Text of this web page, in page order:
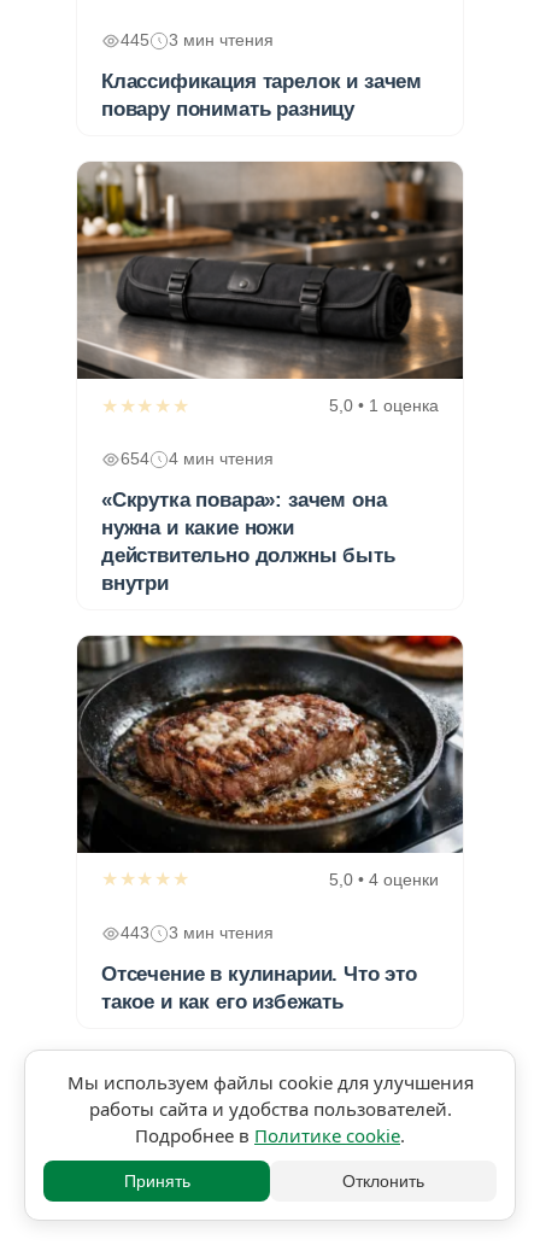
445 3 мин чтения
Классификация тарелок и зачем
повару понимать разницу
★★★★★ 5,0 • 1 оценка
654 4 мин чтения
«Скрутка повара»: зачем она
нужна и какие ножи
действительно должны быть
внутри
★★★★★ 5,0 • 4 оценки
443 3 мин чтения
Отсечение в кулинарии. Что это
такое и как его избежать
Мы используем файлы cookie для улучшения
работы сайта и удобства пользователей.
Подробнее в Политике cookie.
Принять Отклонить